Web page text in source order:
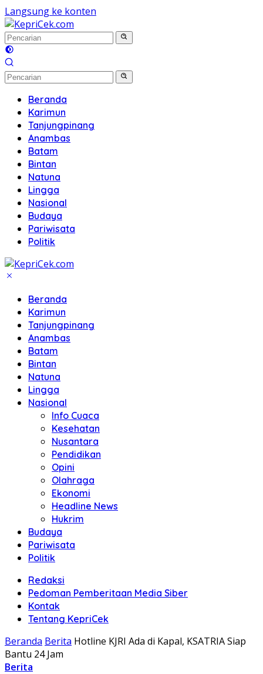
Langsung ke konten
Beranda
Karimun
Tanjungpinang
Anambas
Batam
Bintan
Natuna
Lingga
Nasional
Budaya
Pariwisata
Politik
Beranda
Karimun
Tanjungpinang
Anambas
Batam
Bintan
Natuna
Lingga
Nasional
Info Cuaca
Kesehatan
Nusantara
Pendidikan
Opini
Olahraga
Ekonomi
Headline News
Hukrim
Budaya
Pariwisata
Politik
Redaksi
Pedoman Pemberitaan Media Siber
Kontak
Tentang KepriCek
Beranda Berita Hotline KJRI Ada di Kapal, KSATRIA Siap
Bantu 24 Jam
Berita